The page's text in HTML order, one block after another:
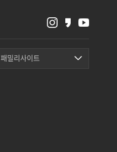
패밀리사이트